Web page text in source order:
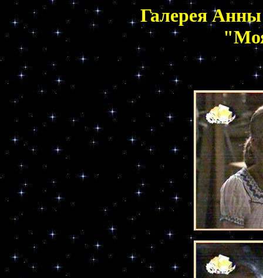
Галерея